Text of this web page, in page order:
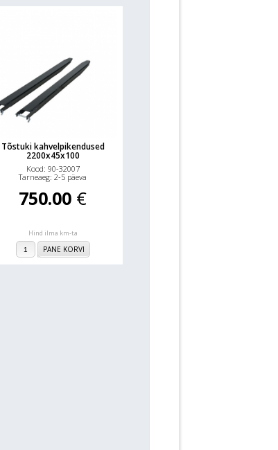
Tõstuki kahvelpikendused
2200x45x100
Kood: 90-32007
Tarneaeg: 2-5 päeva
750.00 €
Hind ilma km-ta
PANE KORVI